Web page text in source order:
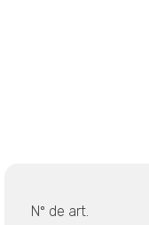
Nº de art.